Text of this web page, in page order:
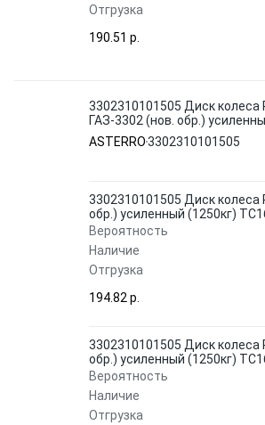
Отгрузка
190.51 p.
3302310101505 Диск колеса
ГАЗ-3302 (нов. обр.)
TC1607F ASTERRO
ASTERRO3302310101505
3302310101505 Диск колеса
обр.) усиленный (1250кг)
Вероятность
Наличие
Отгрузка
194.82 p.
3302310101505 Диск колеса
обр.) усиленный (1250кг)
Вероятность
Наличие
Отгрузка